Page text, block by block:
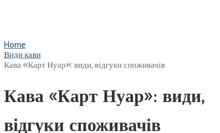
Home
Види кави
Кава «Карт Нуар»: види, відгуки споживачів
Кава «Карт Нуар»: види,